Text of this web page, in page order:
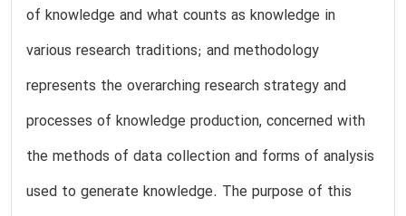
of knowledge and what counts as knowledge in
various research traditions; and methodology
represents the overarching research strategy and
processes of knowledge production, concerned with
the methods of data collection and forms of analysis
used to generate knowledge. The purpose of this